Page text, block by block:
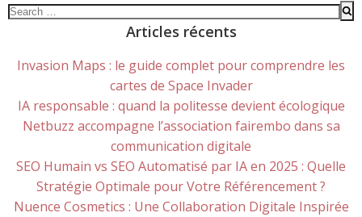
Search
Articles récents
Invasion Maps : le guide complet pour comprendre les
cartes de Space Invader
IA responsable : quand la politesse devient écologique
Netbuzz accompagne l’association fairembo dans sa
communication digitale
SEO Humain vs SEO Automatisé par IA en 2025 : Quelle
Stratégie Optimale pour Votre Référencement ?
Nuence Cosmetics : Une Collaboration Digitale Inspirée